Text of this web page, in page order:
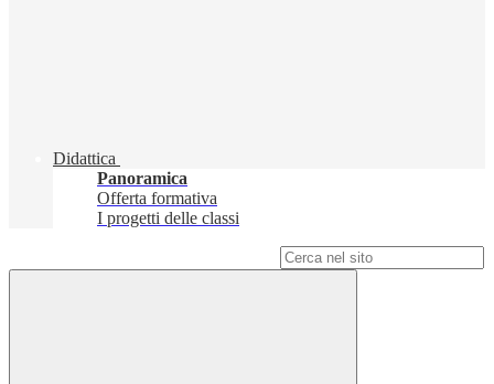
Didattica
Panoramica
Offerta formativa
I progetti delle classi